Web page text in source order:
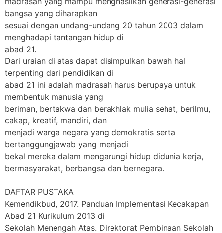
bangsa yang diharapkan
sesuai dengan undang-undang 20 tahun 2003 dalam
menghadapi tantangan hidup di
abad 21.
Dari uraian di atas dapat disimpulkan bawah hal
terpenting dari pendidikan di
abad 21 ini adalah madrasah harus berupaya untuk
membentuk manusia yang
beriman, bertakwa dan berakhlak mulia sehat, berilmu,
cakap, kreatif, mandiri, dan
menjadi warga negara yang demokratis serta
bertanggungjawab yang menjadi
bekal mereka dalam mengarungi hidup didunia kerja,
bermasyarakat, berbangsa dan bernegara.
DAFTAR PUSTAKA
Kemendikbud, 2017. Panduan Implementasi Kecakapan
Abad 21 Kurikulum 2013 di
Sekolah Menengah Atas. Direktorat Pembinaan Sekolah